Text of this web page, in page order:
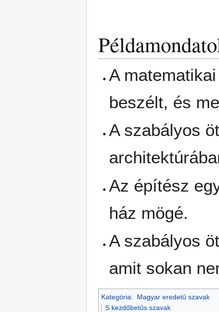
A
beszélt, és
A szabályos
Az építész
ház mögé.
A szabályos
amit sokan
Kategória:
Magyar eredetű szavak
S kezdőbetűs szavak